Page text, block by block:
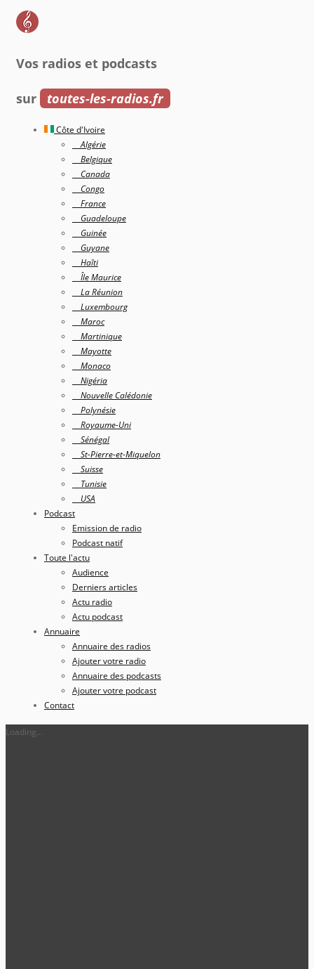
Vos radios et podcasts
sur toutes-les-radios.fr
Côte d'Ivoire
Algérie
Belgique
Canada
Congo
France
Guadeloupe
Guinée
Guyane
Haîti
Île Maurice
La Réunion
Luxembourg
Maroc
Martinique
Mayotte
Monaco
Nigéria
Nouvelle Calédonie
Polynésie
Royaume-Uni
Sénégal
St-Pierre-et-Miquelon
Suisse
Tunisie
USA
Podcast
Emission de radio
Podcast natif
Toute l'actu
Audience
Derniers articles
Actu radio
Actu podcast
Annuaire
Annuaire des radios
Ajouter votre radio
Annuaire des podcasts
Ajouter votre podcast
Contact
Loading...